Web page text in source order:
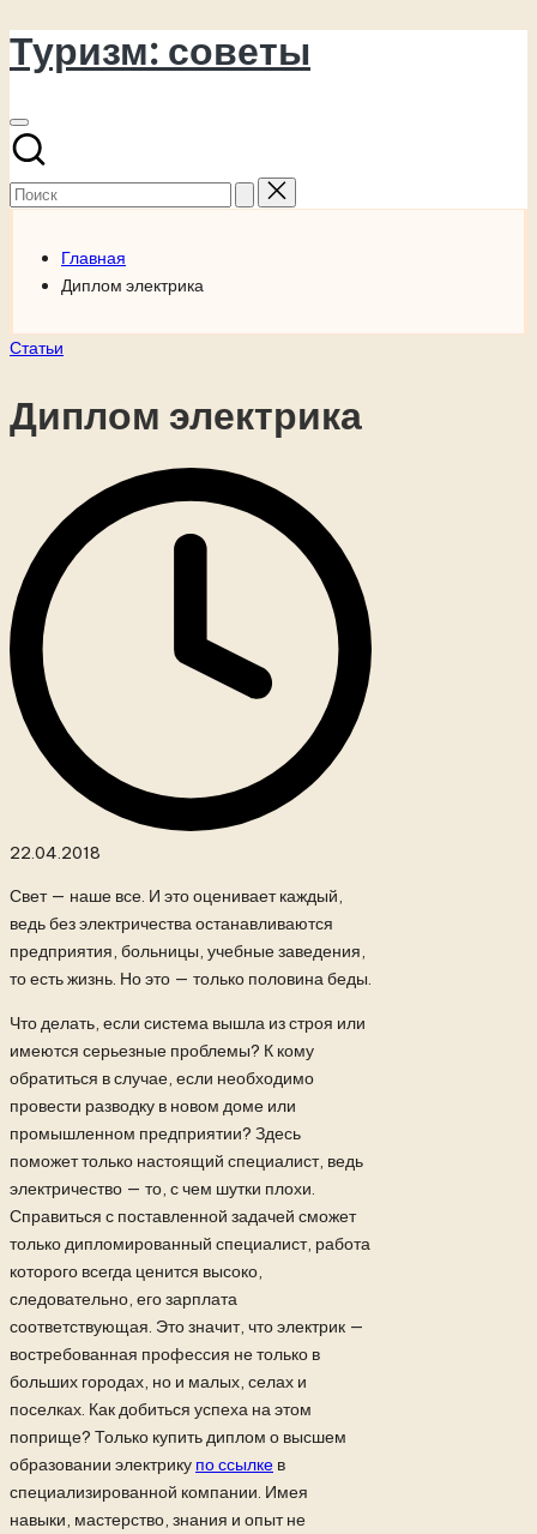
Перейти
к
Туризм: советы
Поиск
для:
Главная
Диплом электрика
Опубликовано
Статьи
Диплом электрика
22.04.2018
Свет — наше все. И это оценивает каждый,
ведь без электричества останавливаются
предприятия, больницы, учебные заведения,
то есть жизнь. Но это — только половина беды.
Что делать, если система вышла из строя или
имеются серьезные проблемы? К кому
обратиться в случае, если необходимо
провести разводку в новом доме или
промышленном предприятии? Здесь
поможет только настоящий специалист, ведь
электричество — то, с чем шутки плохи.
Справиться с поставленной задачей сможет
только дипломированный специалист, работа
которого всегда ценится высоко,
следовательно, его зарплата
соответствующая. Это значит, что электрик —
востребованная профессия не только в
больших городах, но и малых, селах и
поселках. Как добиться успеха на этом
поприще? Только купить диплом о высшем
образовании электрику по ссылке в
специализированной компании. Имея
навыки, мастерство, знания и опыт не